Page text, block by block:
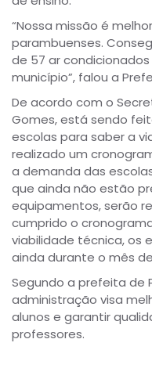
“Nossa missão é
parambuenses.
de 57 ar
município”, falou a
De acordo com o
Gomes, está sendo
escolas para saber a
realizado um
a demanda das
que ainda não estão
equipamentos, serão
cumprido o
viabilidade técnica, os
ainda durante o mês
Segundo a prefeita de
administração visa
alunos e garantir
professores.